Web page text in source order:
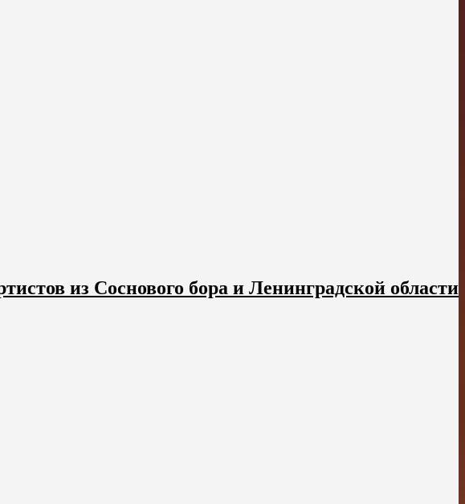
из Соснового бора и Ленинградской области